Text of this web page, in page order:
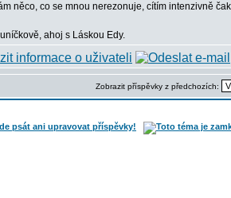
něco, co se mnou nerezonuje, cítím intenzivně
ahoj s Láskou Edy.
Zobrazit příspěvky z předchozích: